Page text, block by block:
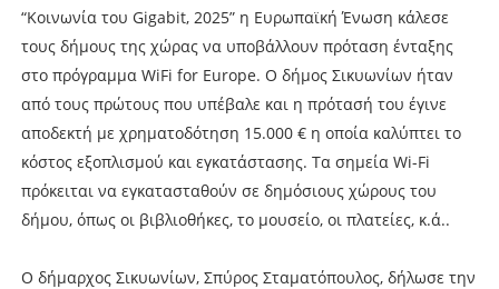
“Κοινωνία του Gigabit, 2025” η Ευρωπαϊκή Ένωση κάλεσε
τους δήμους της χώρας να υποβάλλουν πρόταση ένταξης
στο πρόγραμμα WiFi for Europe. Ο δήμος Σικυωνίων ήταν
από τους πρώτους που υπέβαλε και η πρότασή του έγινε
αποδεκτή με χρηματοδότηση 15.000 € η οποία καλύπτει το
κόστος εξοπλισμού και εγκατάστασης. Τα σημεία Wi-Fi
πρόκειται να εγκατασταθούν σε δημόσιους χώρους του
δήμου, όπως οι βιβλιοθήκες, το μουσείο, οι πλατείες, κ.ά..
Ο δήμαρχος Σικυωνίων, Σπύρος Σταματόπουλος, δήλωσε την